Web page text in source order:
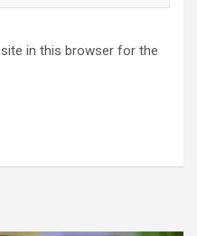
in this browser for the